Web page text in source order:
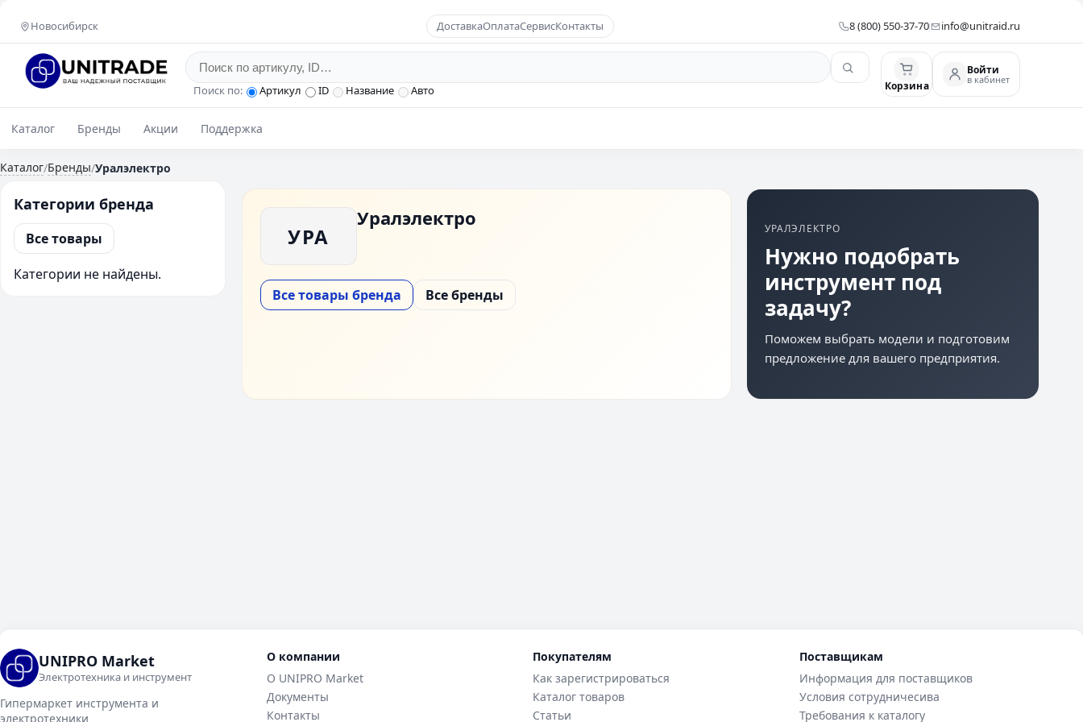
Новосибирск ДоставкаОплатаСервисКонтакты 8 (800) 550-37-70 info@unitraid.ru
Поиск по: Артикул ID Название Авто Корзина
Войти
в кабинет
Каталог Бренды Акции Поддержка
Каталог/Бренды/Уралэлектро
Категории бренда
Все товары
Категории не найдены.
УРА
Уралэлектро
Все товары бренда Все бренды
УРАЛЭЛЕКТРО
Нужно подобрать
инструмент под
задачу?
Поможем выбрать модели и подготовим
предложение для вашего предприятия.
UNIPRO Market
Электротехника и инструмент
Гипермаркет инструмента и
электротехники
О компании
О UNIPRO Market
Документы
Контакты
Покупателям
Как зарегистрироваться
Каталог товаров
Статьи
Поставщикам
Информация для поставщиков
Условия сотрудничесива
Требования к каталогу